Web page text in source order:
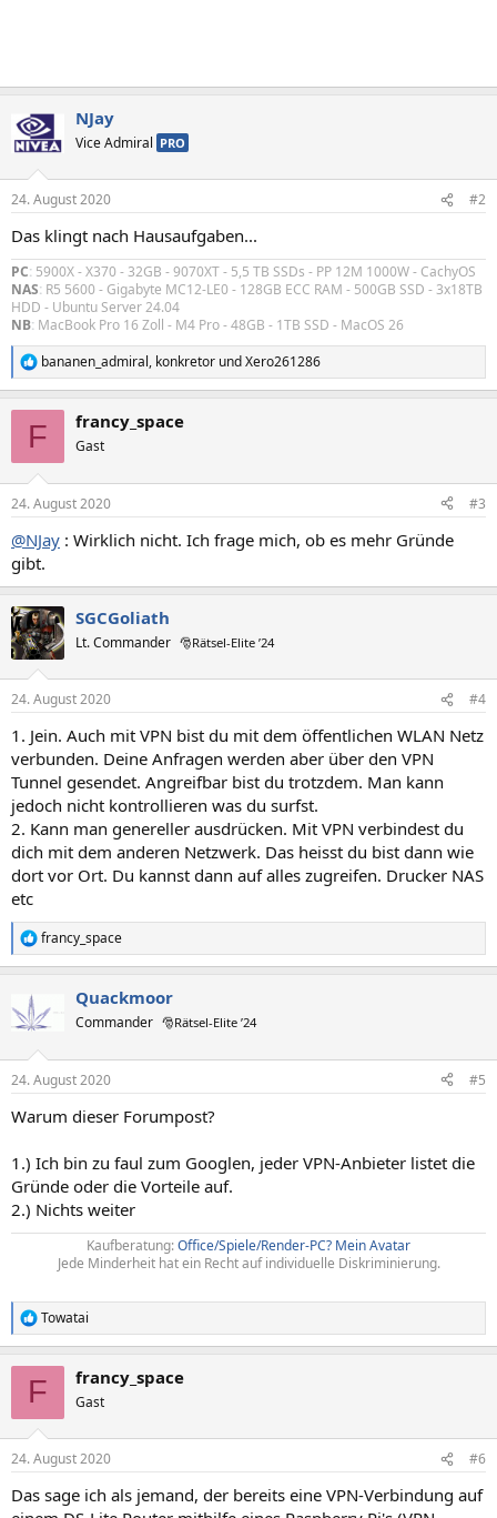
NJay
Vice Admiral PRO
24. August 2020 #2
Das klingt nach Hausaufgaben...
PC: 5900X - X370 - 32GB - 9070XT - 5,5 TB SSDs - PP 12M 1000W - CachyOS
NAS: R5 5600 - Gigabyte MC12-LE0 - 128GB ECC RAM - 500GB SSD - 3x18TB
HDD - Ubuntu Server 24.04
NB: MacBook Pro 16 Zoll - M4 Pro - 48GB - 1TB SSD - MacOS 26
R
e
e
:
bananen_admiral, konkretor undXero261286
F francy_space
Gast
24. August 2020 #3
@NJay : Wirklich nicht. Ich frage mich, ob es mehr Gründe
gibt.
SGCGoliath
Lt. Commander 🎅Rätsel-Elite ’24
24. August 2020 #4
1. Jein. Auch mit VPN bist du mit dem öffentlichen WLAN Netz
verbunden. Deine Anfragen werden aber über den VPN
Tunnel gesendet. Angreifbar bist du trotzdem. Man kann
jedoch nicht kontrollieren was du surfst.
2. Kann man genereller ausdrücken. Mit VPN verbindest du
dich mit dem anderen Netzwerk. Das heisst du bist dann wie
dort vor Ort. Du kannst dann auf alles zugreifen. Drucker NAS
etc
R
e
t
i
e
:
francy_space
Quackmoor
Commander 🎅Rätsel-Elite ’24
24. August 2020 #5
Warum dieser Forumpost?
1.) Ich bin zu faul zum Googlen, jeder VPN-Anbieter listet die
Gründe oder die Vorteile auf.
2.) Nichts weiter
Kaufberatung:Office/Spiele/Render-PC? Mein Avatar
Jede Minderheit hat ein Recht auf individuelle Diskriminierung.
R
e
e
:
Towatai
F francy_space
Gast
24. August 2020 #6
Das sage ich als jemand, der bereits eine VPN-Verbindung auf